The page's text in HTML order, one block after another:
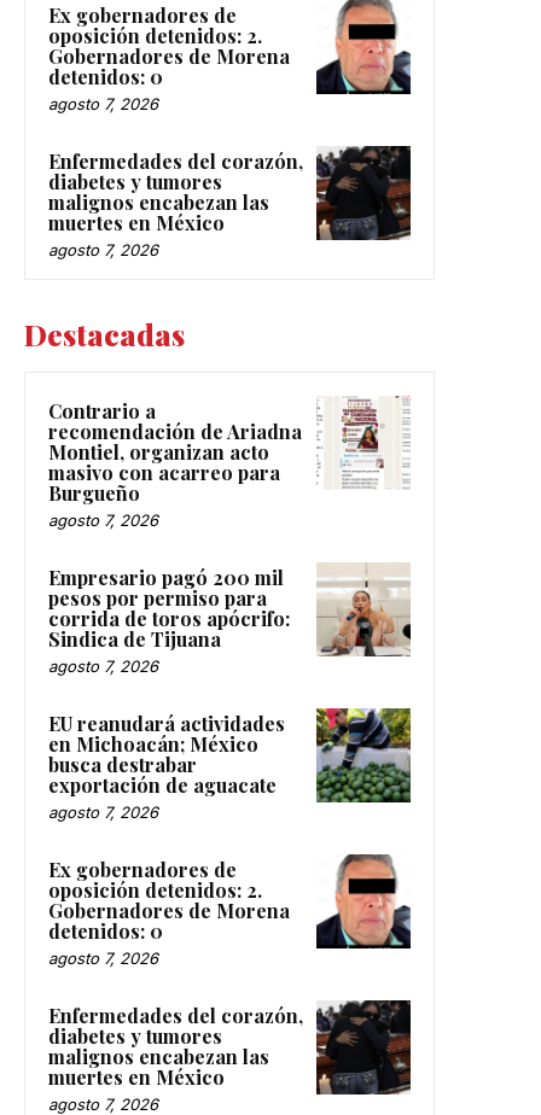
Ex gobernadores de
oposición detenidos: 2.
Gobernadores de Morena
detenidos: 0
agosto 7, 2026
Enfermedades del corazón,
diabetes y tumores
malignos encabezan las
muertes en México
agosto 7, 2026
Destacadas
Contrario a
recomendación de Ariadna
Montiel, organizan acto
masivo con acarreo para
Burgueño
agosto 7, 2026
Empresario pagó 200 mil
pesos por permiso para
corrida de toros apócrifo:
Sindica de Tijuana
agosto 7, 2026
EU reanudará actividades
en Michoacán; México
busca destrabar
exportación de aguacate
agosto 7, 2026
Ex gobernadores de
oposición detenidos: 2.
Gobernadores de Morena
detenidos: 0
agosto 7, 2026
Enfermedades del corazón,
diabetes y tumores
malignos encabezan las
muertes en México
agosto 7, 2026